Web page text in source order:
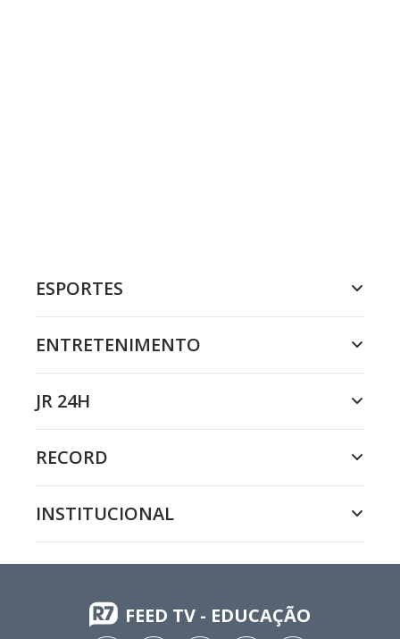
ESPORTES
ENTRETENIMENTO
JR 24H
RECORD
INSTITUCIONAL
FEED TV - EDUCAÇÃO